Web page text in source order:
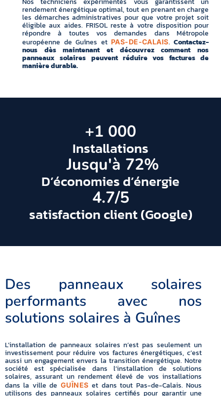
rendement énergétique optimal, tout en prenant en charge
les démarches administratives pour que votre projet soit
éligible aux aides. FRISOL reste à votre disposition pour
répondre à toutes vos demandes dans Métropole
européenne de Guînes et PAS-DE-CALAIS.Contactez-
nous dès maintenant et découvrez comment nos
panneaux solaires peuvent réduire vos factures de
manière durable.
Installations
+1 000
D’économies d’énergie
Jusqu'à 72%
satisfaction client (Google)
4.7/5
Des panneaux solaires
performants avec nos
solutions solaires à Guînes
L’installation de panneaux solaires n’est pas seulement un
investissement pour réduire vos factures énergétiques, c’est
aussi un engagement envers la transition énergétique. Notre
société est spécialisée dans l’installation de solutions
solaires, assurant un rendement élevé de vos installations
dans la ville de GUÎNES et dans tout Pas-de-Calais. Nous
utilisons des panneaux solaires certifiés pour garantir une